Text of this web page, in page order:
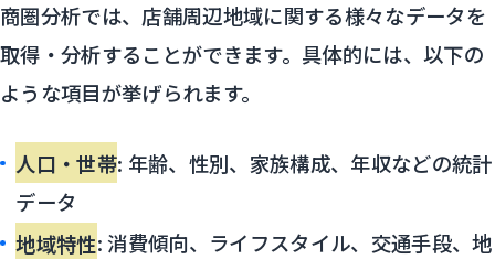
商圏分析では、店舗周辺地域に関する様々なデータを
取得・分析することができます。具体的には、以下の
ような項目が挙げられます。
人口・世帯: 年齢、性別、家族構成、年収などの統計
データ
地域特性: 消費傾向、ライフスタイル、交通手段、地